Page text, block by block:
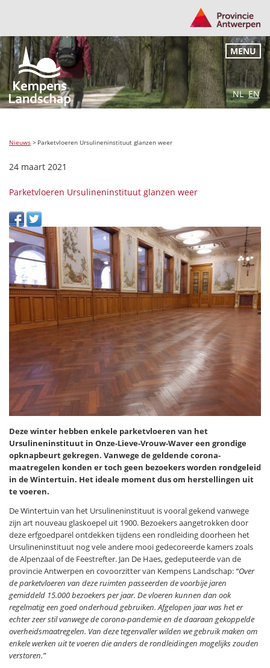
NL EN
MENU
Nieuws > Parketvloeren Ursulineninstituut glanzen weer
24 maart 2021
Parketvloeren Ursulineninstituut glanzen weer
Deze winter hebben enkele parketvloeren van het
Ursulineninstituut in Onze-Lieve-Vrouw-Waver een grondige
opknapbeurt gekregen. Vanwege de geldende corona-
maatregelen konden er toch geen bezoekers worden rondgeleid
in de Wintertuin. Het ideale moment dus om herstellingen uit
te voeren.
De Wintertuin van het Ursulineninstituut is vooral gekend vanwege
zijn art nouveau glaskoepel uit 1900. Bezoekers aangetrokken door
deze erfgoedparel ontdekken tijdens een rondleiding doorheen het
Ursulineninstituut nog vele andere mooi gedecoreerde kamers zoals
de Alpenzaal of de Feestrefter. Jan De Haes, gedeputeerde van de
provincie Antwerpen en covoorzitter van Kempens Landschap: “Over
de parketvloeren van deze ruimten passeerden de voorbije jaren
gemiddeld 15.000 bezoekers per jaar. De vloeren kunnen dan ook
regelmatig een goed onderhoud gebruiken. Afgelopen jaar was het er
echter zeer stil vanwege de corona-pandemie en de daaraan gekoppelde
overheidsmaatregelen. Van deze tegenvaller wilden we gebruik maken om
enkele werken uit te voeren die anders de rondleidingen mogelijks zouden
verstoren.”